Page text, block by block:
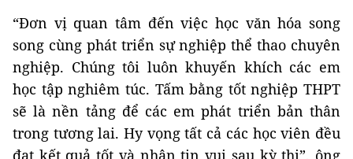
“Đơn vị quan tâm đến việc học văn hóa song
song cùng phát triển sự nghiệp thể thao chuyên
nghiệp. Chúng tôi luôn khuyến khích các em
học tập nghiêm túc. Tấm bằng tốt nghiệp THPT
sẽ là nền tảng để các em phát triển bản thân
trong tương lai. Hy vọng tất cả các học viên đều
đạt kết quả tốt và nhận tin vui sau kỳ thi”, ông